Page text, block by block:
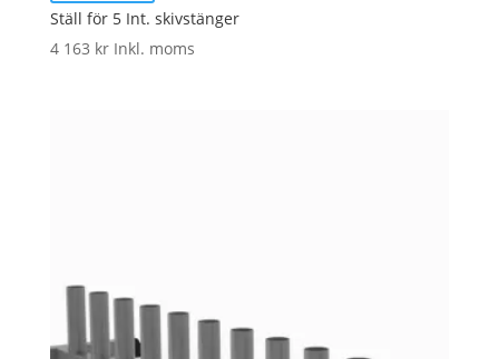
Ställ för 5 Int. skivstänger
4 163 kr Inkl. moms